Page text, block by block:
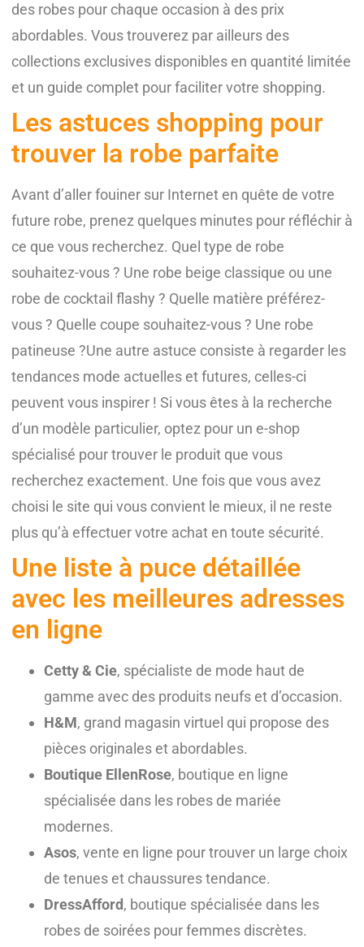
des robes pour chaque occasion à des prix
abordables. Vous trouverez par ailleurs des
collections exclusives disponibles en quantité limitée
et un guide complet pour faciliter votre shopping.
Les astuces shopping pour
trouver la robe parfaite
Avant d’aller fouiner sur Internet en quête de votre
future robe, prenez quelques minutes pour réfléchir à
ce que vous recherchez. Quel type de robe
souhaitez-vous ? Une robe beige classique ou une
robe de cocktail flashy ? Quelle matière préférez-
vous ? Quelle coupe souhaitez-vous ? Une robe
patineuse ?Une autre astuce consiste à regarder les
tendances mode actuelles et futures, celles-ci
peuvent vous inspirer ! Si vous êtes à la recherche
d’un modèle particulier, optez pour un e-shop
spécialisé pour trouver le produit que vous
recherchez exactement. Une fois que vous avez
choisi le site qui vous convient le mieux, il ne reste
plus qu’à effectuer votre achat en toute sécurité.
Une liste à puce détaillée
avec les meilleures adresses
en ligne
Cetty & Cie, spécialiste de mode haut de
gamme avec des produits neufs et d’occasion.
H&M, grand magasin virtuel qui propose des
pièces originales et abordables.
Boutique EllenRose, boutique en ligne
spécialisée dans les robes de mariée
modernes.
Asos, vente en ligne pour trouver un large choix
de tenues et chaussures tendance.
DressAfford, boutique spécialisée dans les
robes de soirées pour femmes discrètes.